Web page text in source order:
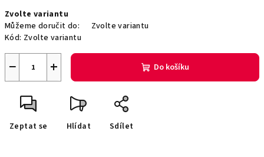
cena:
Zvolte variantu
Můžeme doručit do:
Zvolte variantu
Kód: Zvolte variantu
+
− Do košíku
Zeptat se Hlídat Sdílet